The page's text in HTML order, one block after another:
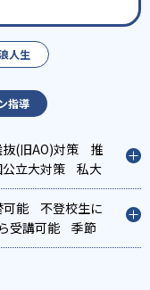
人生
指導
(旧AO)対策
推
公立大対策
私大
可能
不登校生に
受講可能
季節